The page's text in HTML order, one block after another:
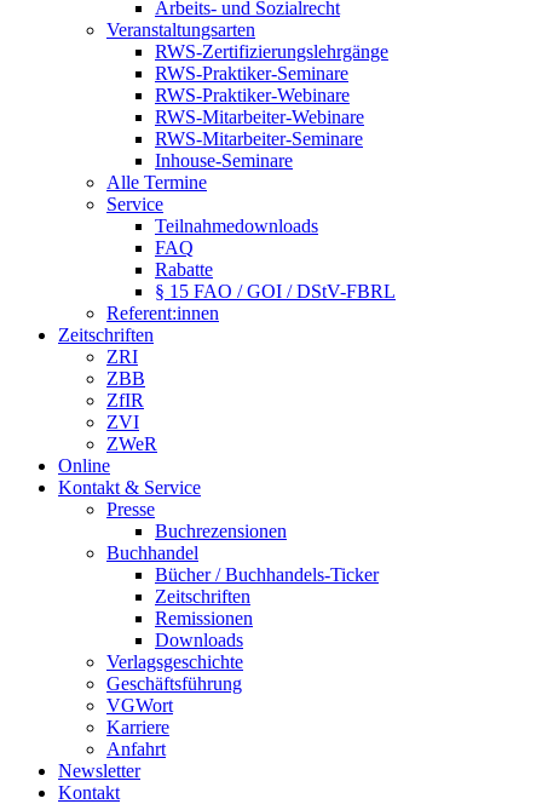
Arbeits- und Sozialrecht
Veranstaltungsarten
RWS-Zertifizierungslehrgänge
RWS-Praktiker-Seminare
RWS-Praktiker-Webinare
RWS-Mitarbeiter-Webinare
RWS-Mitarbeiter-Seminare
Inhouse-Seminare
Alle Termine
Service
Teilnahmedownloads
FAQ
Rabatte
§ 15 FAO / GOI / DStV-FBRL
Referent:innen
Zeitschriften
ZRI
ZBB
ZfIR
ZVI
ZWeR
Online
Kontakt & Service
Presse
Buchrezensionen
Buchhandel
Bücher / Buchhandels-Ticker
Zeitschriften
Remissionen
Downloads
Verlagsgeschichte
Geschäftsführung
VGWort
Karriere
Anfahrt
Newsletter
Kontakt